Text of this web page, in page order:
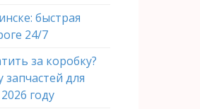
быстрая
24/7
за коробку?
для
году